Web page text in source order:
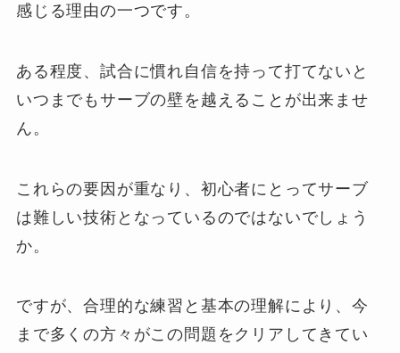
感じる理由の一つです。
ある程度、試合に慣れ自信を持って打てないと
いつまでもサーブの壁を越えることが出来ませ
ん。
これらの要因が重なり、初心者にとってサーブ
は難しい技術となっているのではないでしょう
か。
ですが、合理的な練習と基本の理解により、今
まで多くの方々がこの問題をクリアしてきてい